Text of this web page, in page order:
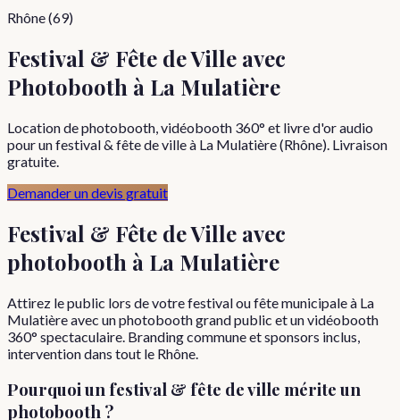
Rhône (69)
Festival & Fête de Ville avec
Photobooth à La Mulatière
Location de photobooth, vidéobooth 360° et livre d'or audio
pour un festival & fête de ville à La Mulatière (Rhône). Livraison
gratuite.
Demander un devis gratuit
Festival & Fête de Ville avec
photobooth à La Mulatière
Attirez le public lors de votre festival ou fête municipale à La
Mulatière avec un photobooth grand public et un vidéobooth
360° spectaculaire. Branding commune et sponsors inclus,
intervention dans tout le Rhône.
Pourquoiunfestival & fête de ville mérite un
photobooth ?